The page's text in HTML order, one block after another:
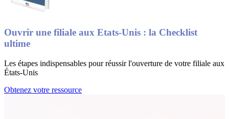
Ouvrir une filiale aux Etats-Unis : la Checklist
ultime
Les étapes indispensables pour réussir l'ouverture de votre filiale aux
États-Unis
Obtenez votre ressource